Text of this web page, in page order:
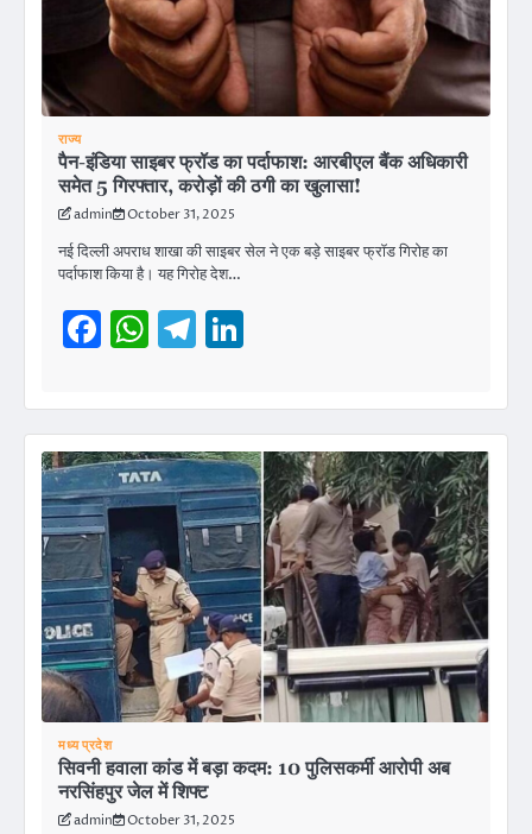
राज्य
पैन-इंडिया साइबर फ्रॉड का पर्दाफाश: आरबीएल बैंक अधिकारी
समेत 5 गिरफ्तार, करोड़ों की ठगी का खुलासा!
admin October 31, 2025
नई दिल्ली अपराध शाखा की साइबर सेल ने एक बड़े साइबर फ्रॉड गिरोह का
पर्दाफाश किया है। यह गिरोह देश…
Facebook
WhatsApp
Telegram
मध्य प्रदेश
सिवनी हवाला कांड में बड़ा कदम: 10 पुलिसकर्मी आरोपी अब
नरसिंहपुर जेल में शिफ्ट
admin October 31, 2025